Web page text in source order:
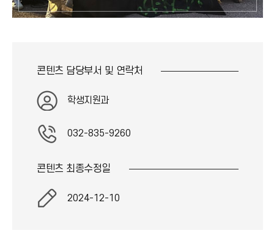
콘텐츠 담당부서 및 연락처
학생지원과
032-835-9260
콘텐츠 최종수정일
2024-12-10